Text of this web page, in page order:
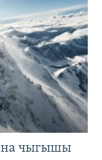
чыгышы